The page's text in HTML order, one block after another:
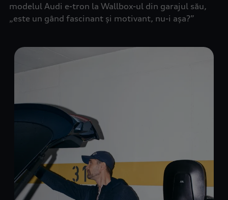
modelul Audi e-tron la Wallbox-ul din garajul său,
„este un gând fascinant și motivant, nu-i așa?”